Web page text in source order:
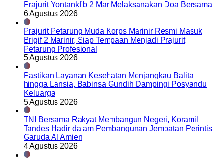
Prajurit Yontankfib 2 Mar Melaksanakan Doa Bersama
6 Agustus 2026
Prajurit Petarung Muda Korps Marinir Resmi Masuk
Brigif 2 Marinir, Siap Tempaan Menjadi Prajurit
Petarung Profesional
5 Agustus 2026
Pastikan Layanan Kesehatan Menjangkau Balita
hingga Lansia, Babinsa Gundih Dampingi Posyandu
Keluarga
5 Agustus 2026
TNI Bersama Rakyat Membangun Negeri, Koramil
Tandes Hadir dalam Pembangunan Jembatan Perintis
Garuda Al Amien
4 Agustus 2026